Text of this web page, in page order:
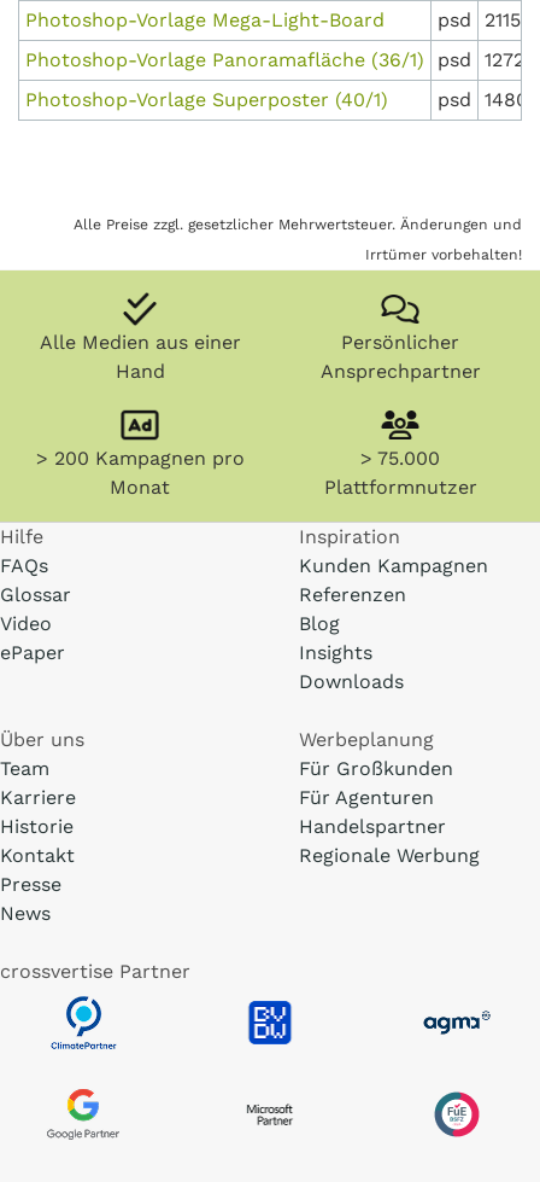
Photoshop-Vorlage Mega-Light-Board
psd
21152
Photoshop-Vorlage Panoramafläche (36/1)
psd
Photoshop-Vorlage Superposter (40/1)
psd
Alle Preise zzgl. gesetzlicher Mehrwertsteuer. Änderungen und
Irrtümer vorbehalten!
Alle Medien aus einer
Hand
Persönlicher
Ansprechpartner
> 200 Kampagnen pro
Monat
> 75.000
Plattformnutzer
Hilfe
FAQs
Glossar
Video
ePaper
Inspiration
Kunden Kampagnen
Referenzen
Blog
Insights
Downloads
Über uns
Team
Karriere
Historie
Kontakt
Presse
News
Werbeplanung
Für Großkunden
Für Agenturen
Handelspartner
Regionale Werbung
crossvertise Partner